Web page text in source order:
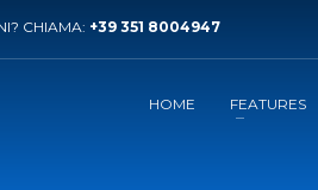
CHIAMA: +39 351 8004947
HOME FEATURES